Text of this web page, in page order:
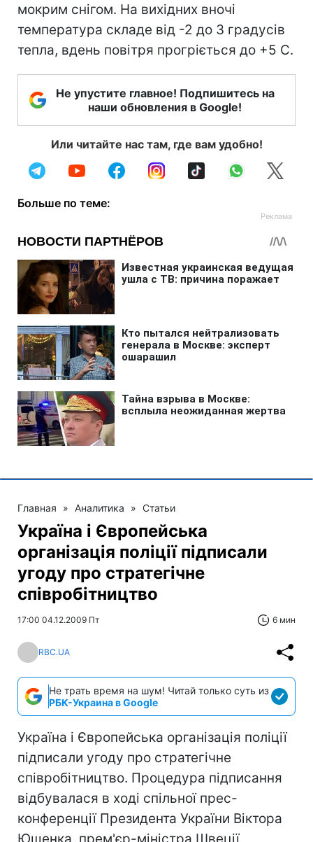
мокрим снігом. На вихідних вночі
температура складе від -2 до 3 градусів
тепла, вдень повітря прогріється до +5 С.
Не упустите главное! Подпишитесь на
наши обновления в Google!
Или читайте нас там, где вам удобно!
Больше по теме:
Главная » Аналитика » Статьи
Україна і Європейська
організація поліції підписали
угоду про стратегічне
співробітництво
17:00 04.12.2009 Пт 6 мин
RBC.UA
Не трать время на шум! Читай только суть из
РБК-Украина в Google
Україна і Європейська організація поліції
підписали угоду про стратегічне
співробітництво. Процедура підписання
відбувалася в ході спільної прес-
конференції Президента України Віктора
Ющенка, прем'єр-міністра Швеції